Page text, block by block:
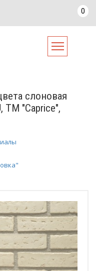
0
слоновая
ТМ "Caprice",